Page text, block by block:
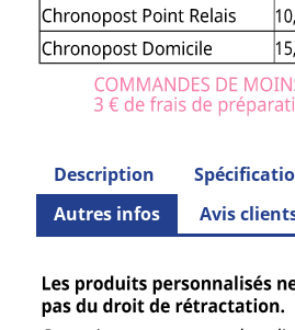
Description
Autres infos
Avis